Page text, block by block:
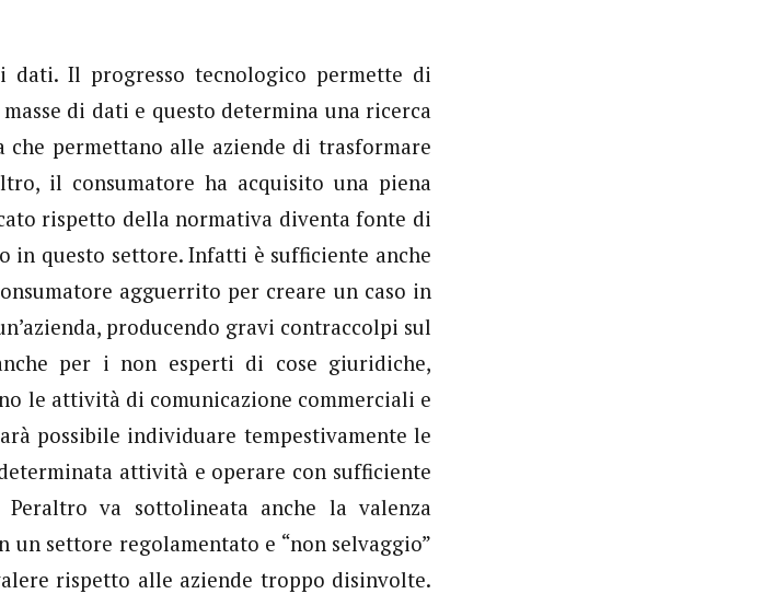
Il progresso tecnologico permette di
di dati e questo determina una ricerca
che permettano alle aziende di trasformare
il consumatore ha acquisito una piena
rispetto della normativa diventa fonte di
in questo settore. Infatti è sufficiente anche
agguerrito per creare un caso in
producendo gravi contraccolpi sul
per i non esperti di cose giuridiche,
le attività di comunicazione commerciali e
possibile individuare tempestivamente le
attività e operare con sufficiente
va sottolineata anche la valenza
settore regolamentato e “non selvaggio”
rispetto alle aziende troppo disinvolte.